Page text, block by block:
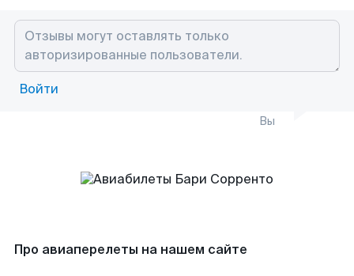
Войти
Вы
Про авиаперелеты на нашем сайте